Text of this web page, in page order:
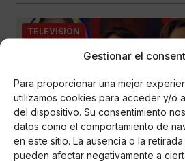
Gestionar el
Para proporcionar una mejor
utilizamos cookies para acceder y/o
del dispositivo. Su consentimiento
datos como el comportamiento de
en este sitio. La ausencia o la
pueden afectar negativamente a
TELEVISIÓN